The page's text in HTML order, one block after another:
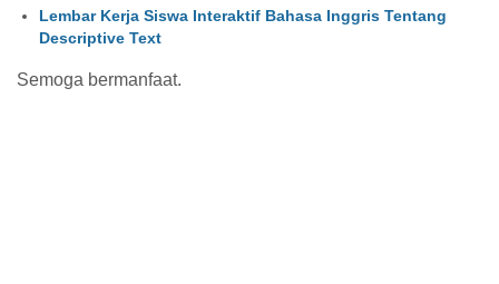
Lembar Kerja Siswa Interaktif Bahasa Inggris Tentang
Descriptive Text
Semoga bermanfaat.